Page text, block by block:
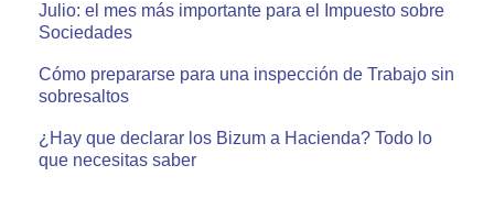
Julio: el mes más importante para el Impuesto sobre
Sociedades
Cómo prepararse para una inspección de Trabajo sin
sobresaltos
¿Hay que declarar los Bizum a Hacienda? Todo lo
que necesitas saber